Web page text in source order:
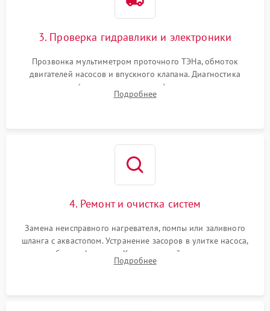
3. Проверка гидравлики и электроники
Прозвонка мультиметром проточного ТЭНа, обмоток
двигателей насосов и впускного клапана. Диагностика
прессостата (датчика уровня воды), датчика мутности,
концевика дверцы и электронного модуля управления.
Подробнее
4. Ремонт и очистка систем
Замена неисправного нагревателя, помпы или заливного
шланга с аквастопом. Устранение засоров в улитке насоса,
патрубках и фильтрах. Компонентный ремонт платы
управления, восстановление поврежденной проводки.
Подробнее